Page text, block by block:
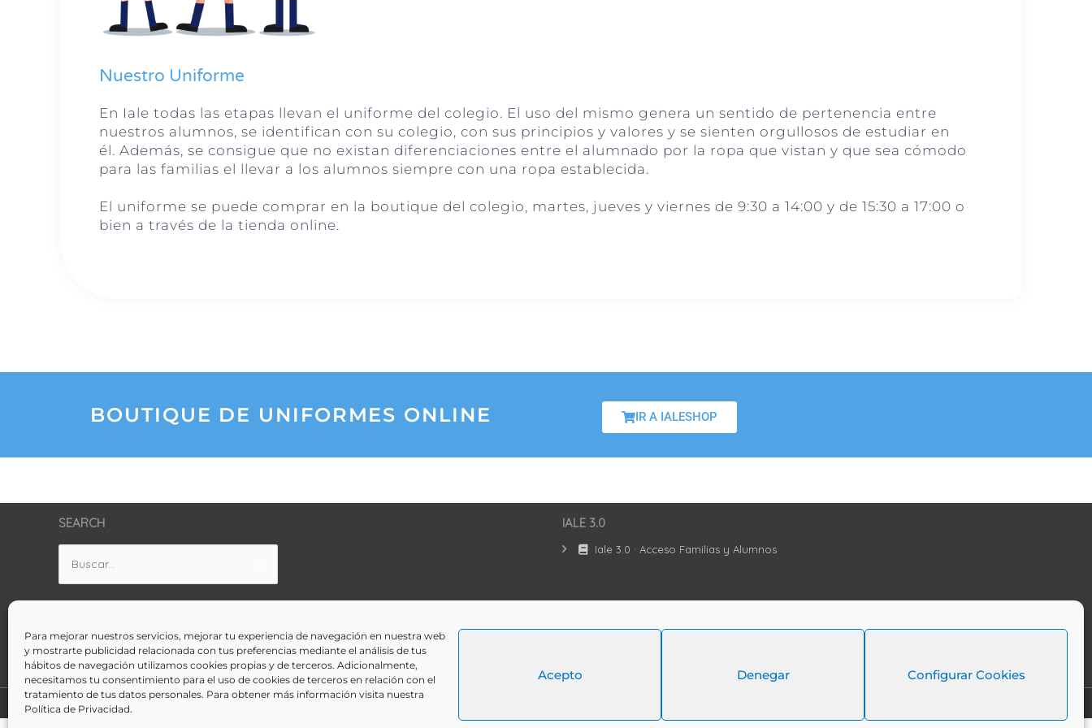
Para mejorar nuestros servicios, mejorar tu experiencia de navegación en nuestra web
y mostrarte publicidad relacionada con tus preferencias mediante el análisis de tus
hábitos de navegación utilizamos cookies propias y de terceros. Adicionalmente,
necesitamos tu consentimiento para el uso de cookies de terceros en relación con el
tratamiento de tus datos personales. Para obtener más información visita nuestra
Política de Privacidad.
Acepto Denegar Configurar Cookies
Nuestro Uniforme
En Iale todas las etapas llevan el uniforme del colegio. El uso del mismo genera un sentido de pertenencia entre
nuestros alumnos, se identifican con su colegio, con sus principios y valores y se sienten orgullosos de estudiar en
él. Además, se consigue que no existan diferenciaciones entre el alumnado por la ropa que vistan y que sea cómodo
para las familias el llevar a los alumnos siempre con una ropa establecida.
El uniforme se puede comprar en la boutique del colegio, martes, jueves y viernes de 9:30 a 14:00 y de 15:30 a 17:00 o
bien a través de la tienda online.
BOUTIQUE DE UNIFORMES ONLINE IR A IALESHOP
SEARCH
Buscar
por:
IALE 3.0
Iale 3.0 · Acceso Familias y Alumnos
© Iale International School